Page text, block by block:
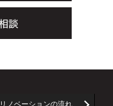
リノベーションの流れ